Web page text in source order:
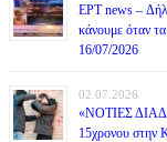
ΕΡΤ news –
κάνουμε όταν τα
16/07/2026
02.07.2026
«ΝΟΤΙΕΣ
15χρονου στην